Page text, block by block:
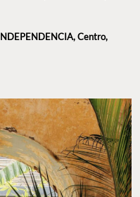
Centro,